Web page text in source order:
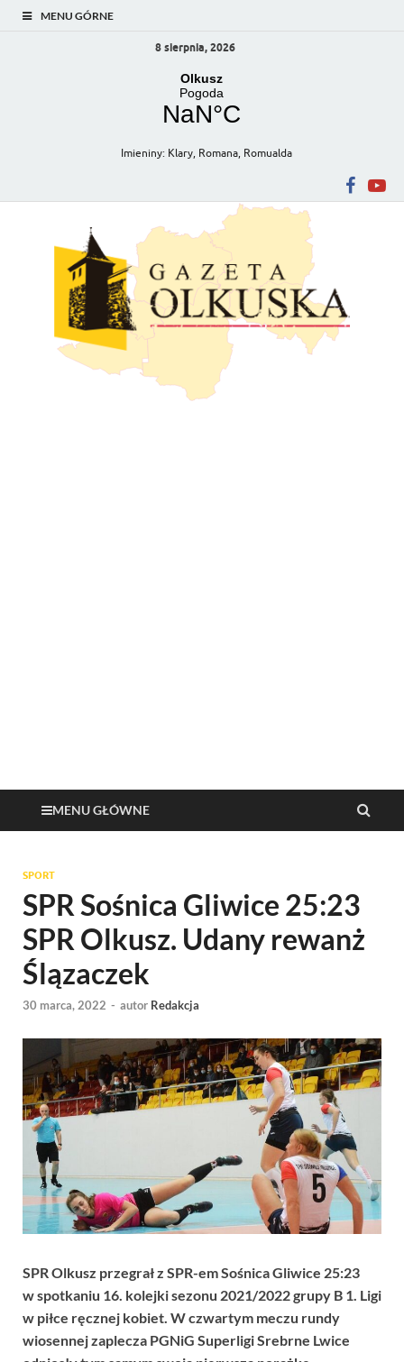
MENU GÓRNE
8 sierpnia, 2026
Imieniny: Klary, Romana, Romualda
Gazeta Olkuska
MENU GŁÓWNE
SPORT
SPR Sośnica Gliwice 25:23
SPR Olkusz. Udany rewanż
Ślązaczek
30 marca, 2022 - autor Redakcja
SPR Olkusz przegrał z SPR-em Sośnica Gliwice 25:23
w spotkaniu 16. kolejki sezonu 2021/2022 grupy B 1. Ligi
w piłce ręcznej kobiet. W czwartym meczu rundy
wiosennej zaplecza PGNiG Superligi Srebrne Lwice